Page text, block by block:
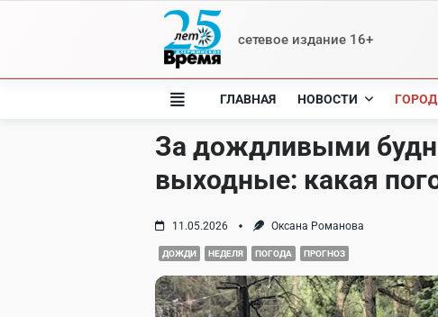
сетевое издание 16+
ГЛАВНАЯ НОВОСТИ ГОРОД
За дождливыми
выходные: какая
11.05.2026 Оксана Романова
ДОЖДИ НЕДЕЛЯ ПОГОДА ПРОГНОЗ